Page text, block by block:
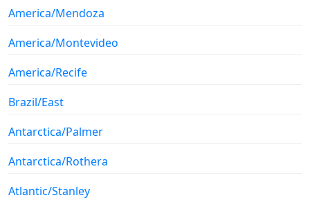
America/Mendoza
America/Montevideo
America/Recife
Brazil/East
Antarctica/Palmer
Antarctica/Rothera
Atlantic/Stanley